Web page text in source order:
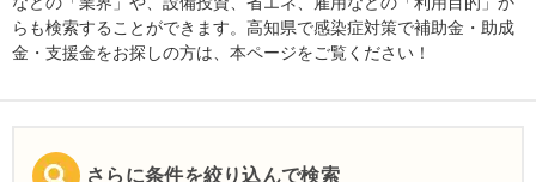
らも検索することができます。高知県で感染症対策で補助金・助成
金・支援金をお探しの方は、本ページをご覧ください！
さらに条件を絞り込んで検索